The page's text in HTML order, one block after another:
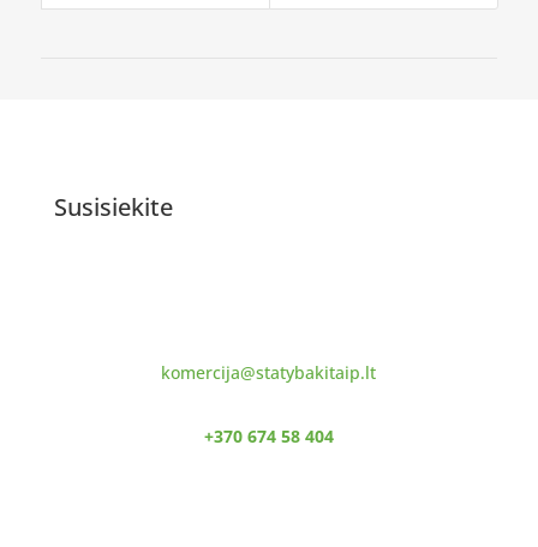
Susisiekite
komercija@statybakitaip.lt
+370 674 58 404